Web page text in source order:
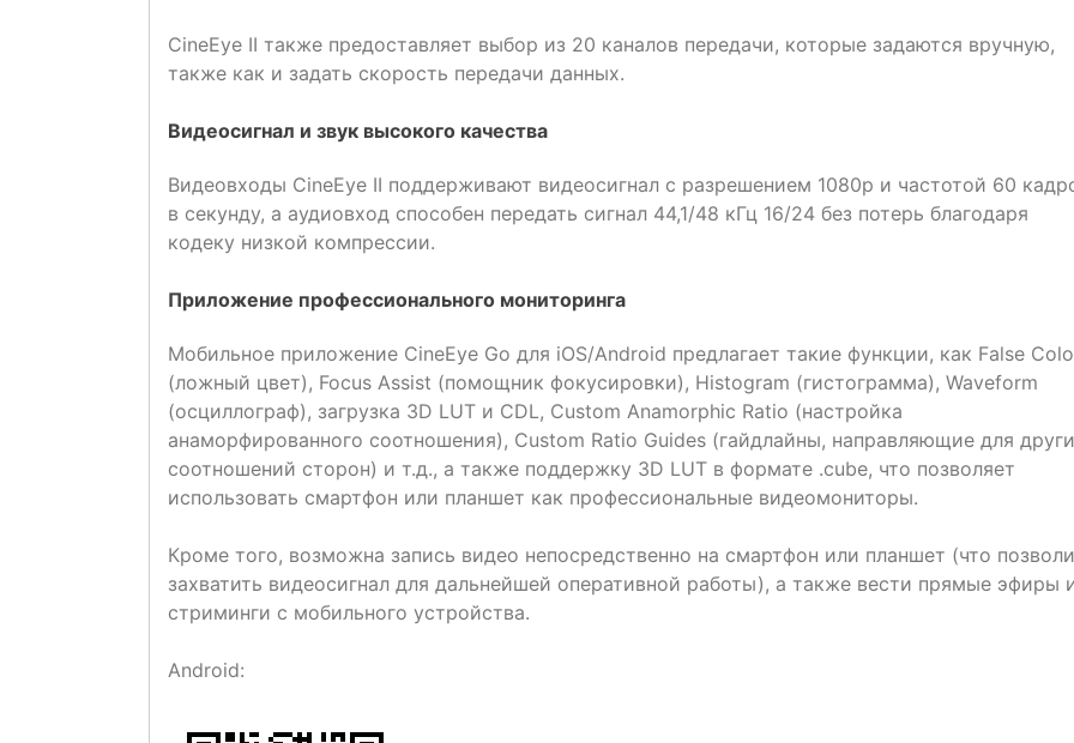
CineEye II также предоставляет выбор из 20 каналов передачи, которые задаются вручную,
также как и задать скорость передачи данных.
Видеосигнал и звук высокого качества
Видеовходы CineEye II поддерживают видеосигнал с разрешением 1080p и частотой 60
в секунду, а аудиовход способен передать сигнал 44,1/48 кГц 16/24 без потерь благодаря
кодеку низкой компрессии.
Приложение профессионального мониторинга
Мобильное приложение CineEye Go для iOS/Android предлагает такие функции, как False
(ложный цвет), Focus Assist (помощник фокусировки), Histogram (гистограмма), Waveform
(осциллограф), загрузка 3D LUT и CDL, Custom Anamorphic Ratio (настройка
анаморфированного соотношения), Custom Ratio Guides (гайдлайны, направляющие для
соотношений сторон) и т.д., а также поддержку 3D LUT в формате .cube, что позволяет
использовать смартфон или планшет как профессиональные видеомониторы.
Кроме того, возможна запись видео непосредственно на смартфон или планшет (что
захватить видеосигнал для дальнейшей оперативной работы), а также вести прямые эфиры
стриминги с мобильного устройства.
Android: